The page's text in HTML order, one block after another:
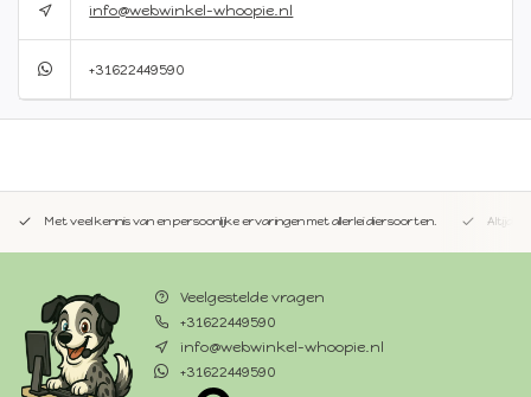
info@webwinkel-whoopie.nl
+31622449590
Met veel kennis van en persoonlijke ervaringen met allerlei diersoorten. Altijd
Veelgestelde vragen
+31622449590
info@webwinkel-whoopie.nl
+31622449590